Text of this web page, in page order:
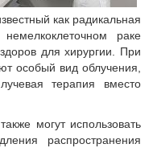
как радикальная
раке
для хирургии. При
особый вид облучения,
терапия вместо
могут использовать
распространения